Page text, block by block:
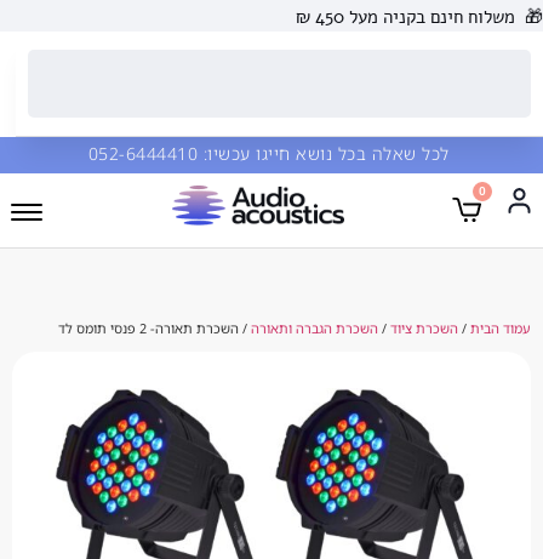
🎁 משלוח חינם בקניה מעל 450 ₪
לכל שאלה בכל נושא חייגו עכשיו:
0
עמוד הבית / השכרת ציוד / השכרת הגברה ותאורה / השכרת תאורה- 2 פנסי תומס לד